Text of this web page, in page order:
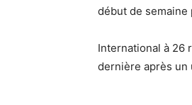
début de semaine
International à 26
dernière après un